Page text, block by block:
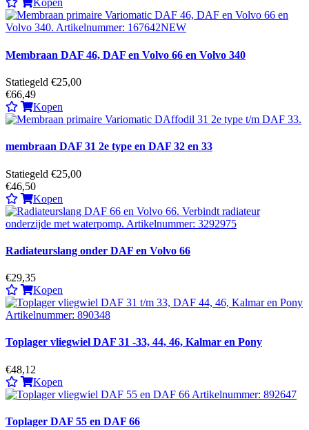
Kopen
Membraan DAF 46, DAF en Volvo 66 en Volvo 340
Statiegeld €25,00
€66,49
Kopen
membraan DAF 31 2e type en DAF 32 en 33
Statiegeld €25,00
€46,50
Kopen
Radiateurslang onder DAF en Volvo 66
€29,35
Kopen
Toplager vliegwiel DAF 31 -33, 44, 46, Kalmar en Pony
€48,12
Kopen
Toplager DAF 55 en DAF 66